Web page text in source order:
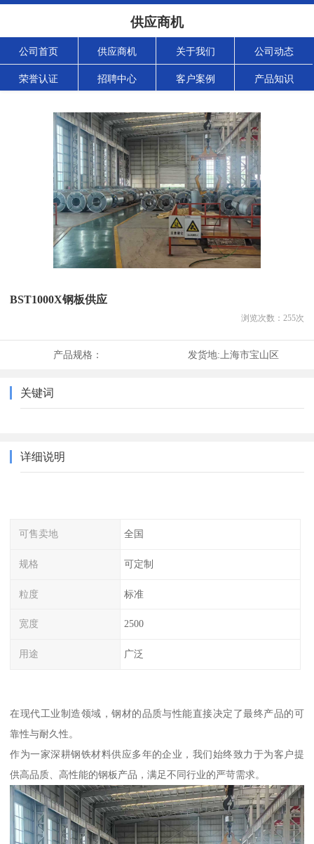
供应商机
公司首页 供应商机 关于我们 公司动态
荣誉认证 招聘中心 客户案例 产品知识
BST1000X钢板供应
浏览次数： 255次
产品规格： 发货地: 上海市宝山区
关键词
详细说明
可售卖地 全国
规格 可定制
粒度 标准
宽度 2500
用途 广泛
在现代工业制造领域，钢材的品质与性能直接决定了最终产品的可
靠性与耐久性。
作为一家深耕钢铁材料供应多年的企业，我们始终致力于为客户提
供高品质、高性能的钢板产品，满足不同行业的严苛需求。